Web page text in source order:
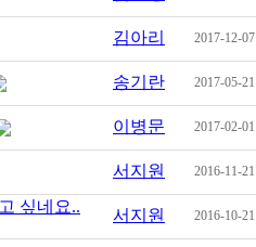
김아리 2017-12-07
송기란 2017-05-21
이병문 2017-02-01
서지원 2016-11-21
싶네요.. 서지원 2016-10-21